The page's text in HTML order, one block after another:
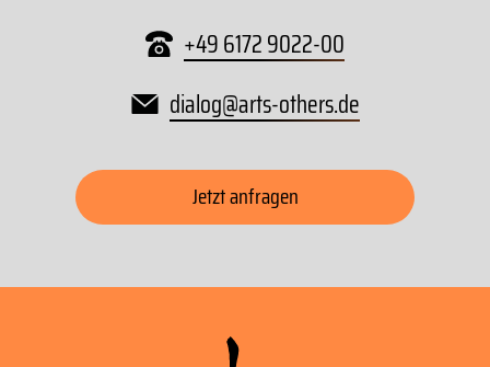
+49 6172 9022-00
dialog@arts-others.de
Jetzt anfragen